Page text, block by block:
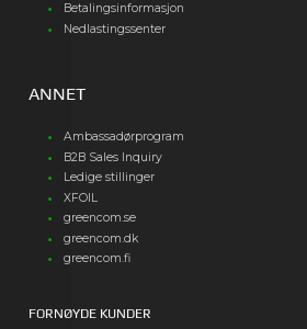
Betalingsinformasjon
Nedlastingssenter
ANNET
Ambassadørprogram
B2B Sales Inquiry
Ledige stillinger
XFOIL
greencom.se
greencom.dk
greencom.fi
FORNØYDE KUNDER